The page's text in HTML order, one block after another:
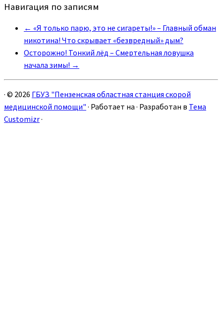
Навигация по записям
← «Я только парю, это не сигареты!» – Главный обман
никотина! Что скрывает «безвредный» дым?
Осторожно! Тонкий лёд – Смертельная ловушка
начала зимы! →
· © 2026 ГБУЗ "Пензенская областная станция скорой
медицинской помощи" · Работает на · Разработан в Тема
Customizr·